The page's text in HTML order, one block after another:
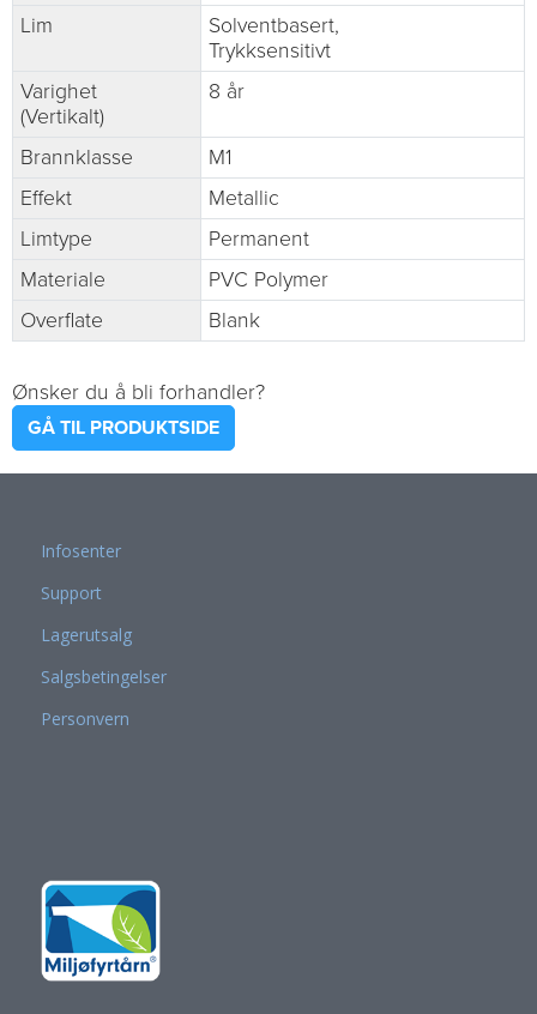
Lim
Solventbasert,
Trykksensitivt
Varighet
(Vertikalt)
8 år
Brannklasse
M1
Effekt
Metallic
Limtype
Permanent
Materiale
PVC Polymer
Overflate
Blank
Ønsker du å bli forhandler?
GÅ TIL PRODUKTSIDE
Infosenter
Support
Lagerutsalg
Salgsbetingelser
Personvern